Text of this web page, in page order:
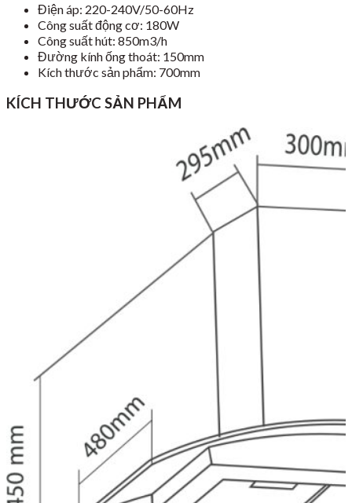
Điện áp: 220-240V/50-60Hz
Công suất động cơ: 180W
Công suất hút: 850m3/h
Đường kính ống thoát: 150mm
Kích thước sản phẩm: 700mm
KÍCH THƯỚC SẢN PHẨM